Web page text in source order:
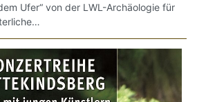
Ufer“ von der LWL-Archäologie für